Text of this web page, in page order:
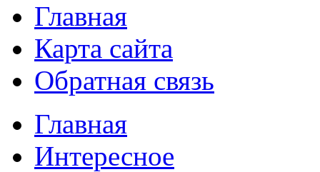
Главная
Карта сайта
Обратная связь
Главная
Интересное